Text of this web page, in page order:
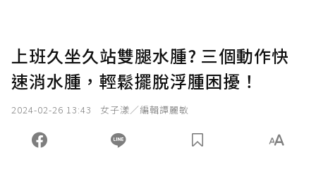
上班久坐久站雙腿水腫? 三個動作快
速消水腫，輕鬆擺脫浮腫困擾！
2024-02-26 13:43 女子漾／編輯譚麗敏